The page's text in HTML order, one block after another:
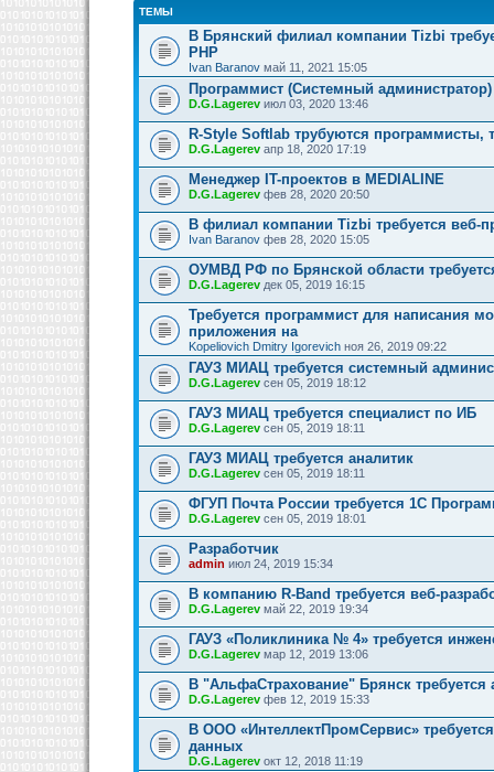
ТЕМЫ
В Брянский филиал компании Tizbi
PHP
Ivan Baranov май 11, 2021 15:05
Программист (Системный
D.G.Lagerev июл 03, 2020 13:46
R-Style Softlab трубуются программисты,
D.G.Lagerev апр 18, 2020 17:19
Менеджер IT-проектов в MEDIALINE
D.G.Lagerev фев 28, 2020 20:50
В филиал компании Tizbi требуется веб-
Ivan Baranov фев 28, 2020 15:05
ОУМВД РФ по Брянской области
D.G.Lagerev дек 05, 2019 16:15
Требуется программист для написания
приложения на
Kopeliovich Dmitry Igorevich ноя 26, 2019 09:22
ГАУЗ МИАЦ требуется системный
D.G.Lagerev сен 05, 2019 18:12
ГАУЗ МИАЦ требуется специалист по ИБ
D.G.Lagerev сен 05, 2019 18:11
ГАУЗ МИАЦ требуется аналитик
D.G.Lagerev сен 05, 2019 18:11
ФГУП Почта России требуется 1С
D.G.Lagerev сен 05, 2019 18:01
Разработчик
admin июл 24, 2019 15:34
В компанию R-Band требуется веб-
D.G.Lagerev май 22, 2019 19:34
ГАУЗ «Поликлиника № 4» требуется
D.G.Lagerev мар 12, 2019 13:06
В "АльфаСтрахование" Брянск требуется
D.G.Lagerev фев 12, 2019 15:33
В ООО «ИнтеллектПромСервис» требуется
данных
D.G.Lagerev окт 12, 2018 11:19